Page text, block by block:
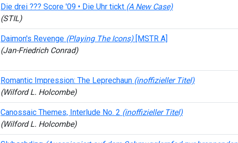
Die drei ??? Score '09 • Die Uhr tickt (A New Case)
(STIL)
Daimon's Revenge (Playing The Icons) [MSTR A]
(Jan-Friedrich Conrad)
Romantic Impression: The Leprechaun (inoffizieller Titel)
(Wilford L. Holcombe)
Canossaic Themes, Interlude No. 2 (inoffizieller Titel)
(Wilford L. Holcombe)